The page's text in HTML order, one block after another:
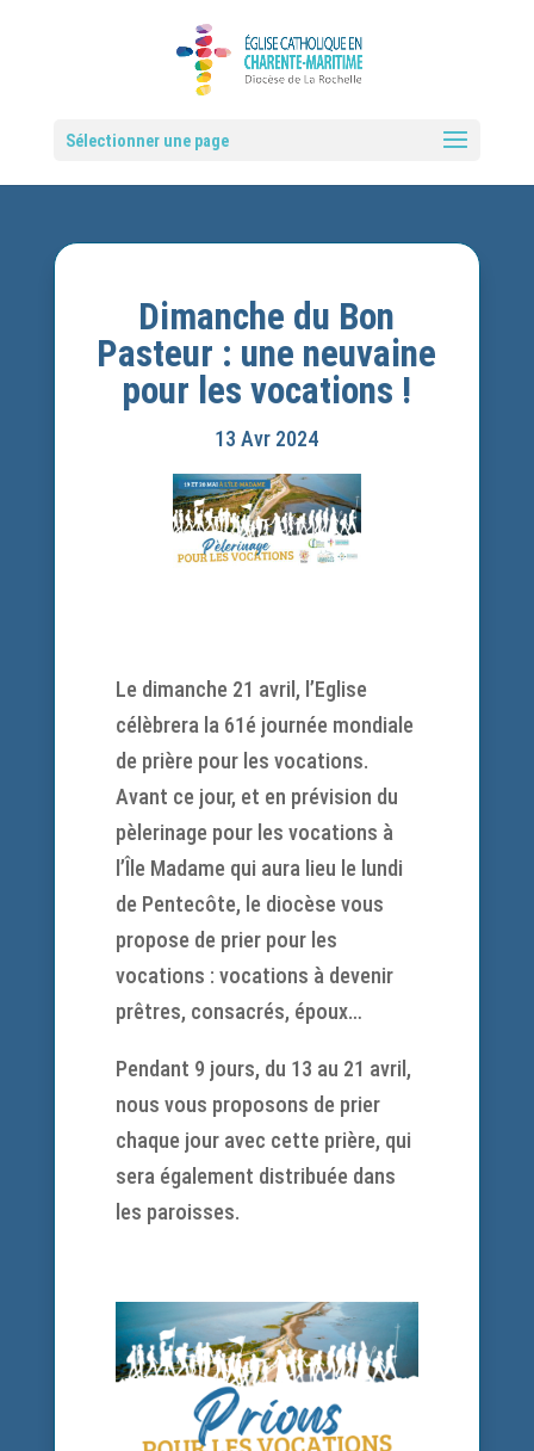
Sélectionner une page
Dimanche du Bon
Pasteur : une neuvaine
pour les vocations !
13 Avr 2024
Le dimanche 21 avril, l’Eglise
célèbrera la 61é journée mondiale
de prière pour les vocations.
Avant ce jour, et en prévision du
pèlerinage pour les vocations à
l’Île Madame qui aura lieu le lundi
de Pentecôte, le diocèse vous
propose de prier pour les
vocations : vocations à devenir
prêtres, consacrés, époux…
Pendant 9 jours, du 13 au 21 avril,
nous vous proposons de prier
chaque jour avec cette prière, qui
sera également distribuée dans
les paroisses.